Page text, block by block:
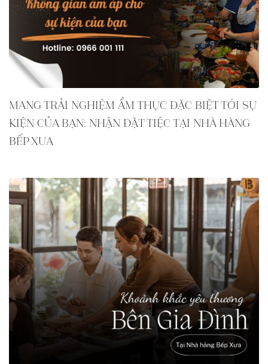
MANG TRẢI NGHIỆM ẨM THỰC ĐẶC BIỆT TỚI SỰ
KIỆN CỦA BẠN: NHẬN ĐẶT TIỆC TẠI NHÀ HÀNG
BẾP XƯA